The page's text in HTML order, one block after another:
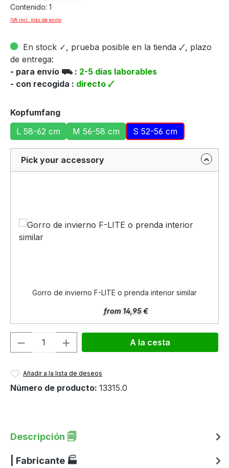
Contenido: 1
IVA incl. más de envío
En stock ✓, prueba posible en la tienda 🗸, plazo
de entrega:
- para envío ⛟ : 2-5 días laborables
- con recogida : directo 🗸
Seleccione
Kopfumfang
L 58-62 cm
M 56-58 cm S 52-56 cm
Pick your accessory
Gorro de invierno F-LITE o prenda interior similar
from 14,95 €
Cantidad del producto: introduce la
A la cesta
Añadir a la lista de deseos
Número de producto: 13315.0
Descripción 🗐
| Fabricante 🏭